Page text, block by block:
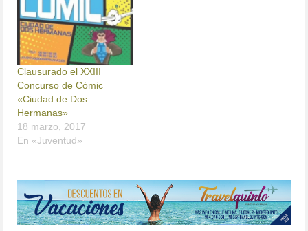
Clausurado el XXIII
Concurso de Cómic
«Ciudad de Dos
Hermanas»
18 marzo, 2017
En «Juventud»